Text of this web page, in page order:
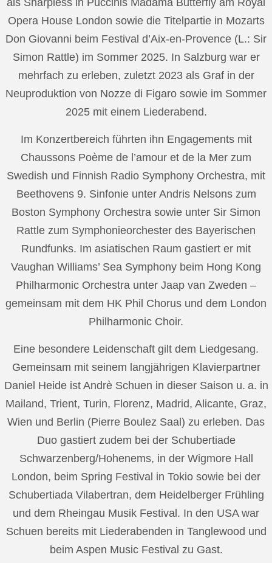
als Sharpless in Puccinis Madama Butterfly am Royal
Opera House London sowie die Titelpartie in Mozarts
Don Giovanni beim Festival d’Aix-en-Provence (L.: Sir
Simon Rattle) im Sommer 2025. In Salzburg war er
mehrfach zu erleben, zuletzt 2023 als Graf in der
Neuproduktion von Nozze di Figaro sowie im Sommer
2025 mit einem Liederabend.
Im Konzertbereich führten ihn Engagements mit
Chaussons Poème de l’amour et de la Mer zum
Swedish und Finnish Radio Symphony Orchestra, mit
Beethovens 9. Sinfonie unter Andris Nelsons zum
Boston Symphony Orchestra sowie unter Sir Simon
Rattle zum Symphonieorchester des Bayerischen
Rundfunks. Im asiatischen Raum gastiert er mit
Vaughan Williams’ Sea Symphony beim Hong Kong
Philharmonic Orchestra unter Jaap van Zweden –
gemeinsam mit dem HK Phil Chorus und dem London
Philharmonic Choir.
Eine besondere Leidenschaft gilt dem Liedgesang.
Gemeinsam mit seinem langjährigen Klavierpartner
Daniel Heide ist Andrè Schuen in dieser Saison u. a. in
Mailand, Trient, Turin, Florenz, Madrid, Alicante, Graz,
Wien und Berlin (Pierre Boulez Saal) zu erleben. Das
Duo gastiert zudem bei der Schubertiade
Schwarzenberg/Hohenems, in der Wigmore Hall
London, beim Spring Festival in Tokio sowie bei der
Schubertiada Vilabertran, dem Heidelberger Frühling
und dem Rheingau Musik Festival. In den USA war
Schuen bereits mit Liederabenden in Tanglewood und
beim Aspen Music Festival zu Gast.